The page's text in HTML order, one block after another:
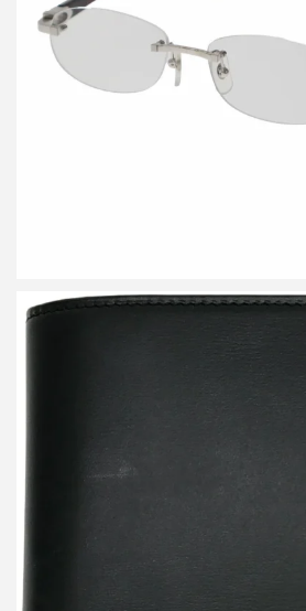
詳しく見る
カルティエ パシャ ドゥ 2つ折り